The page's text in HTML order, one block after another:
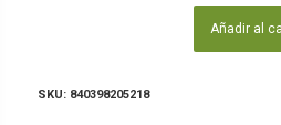
Añadir al
SKU: 840398205218